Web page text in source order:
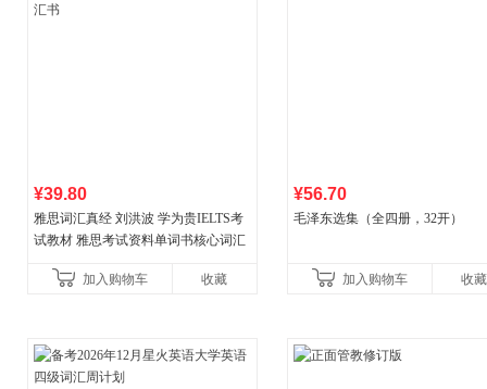
¥39.80
雅思词汇真经 刘洪波 学为贵IELTS考
试教材 雅思考试资料单词书核心词汇
加入购物车
收藏
¥56.70
毛泽东选集（全四册，32开）
加入购物车 收藏